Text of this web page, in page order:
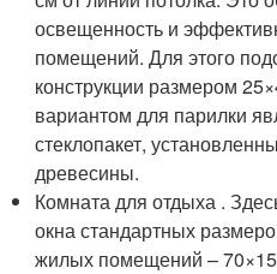
освещенность и
помещений. Для этого
конструкции размером
вариантом для парилки
стеклопакет,
древесины.
Комната для отдыха .
окна стандартных
жилых помещений –